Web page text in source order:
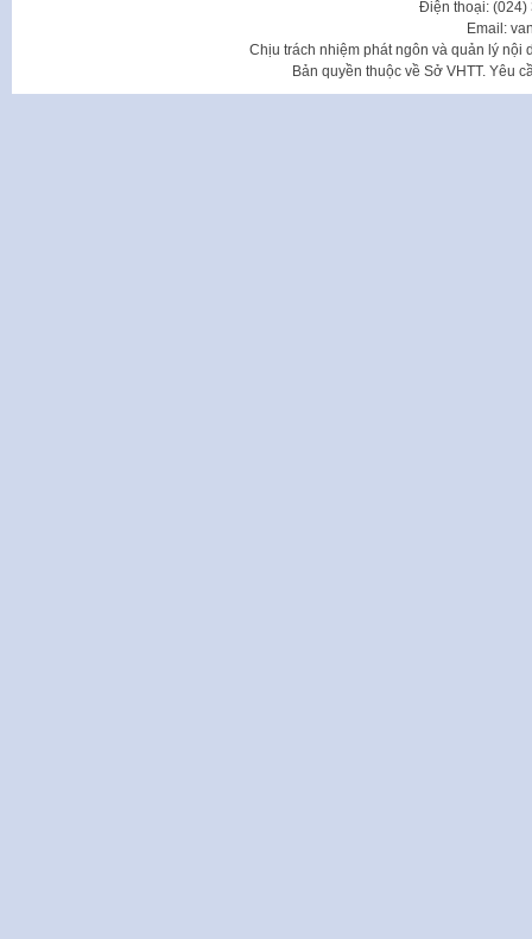
Điện thoại: (024)
Email:
Chịu trách nhiệm phát ngôn và quản lý nội
Bản quyền thuộc về Sở VHTT. Yêu